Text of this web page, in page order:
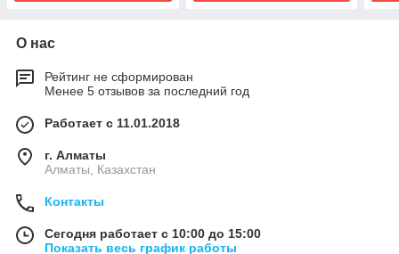
О нас
Рейтинг не сформирован
Менее 5 отзывов за последний год
Работает с 11.01.2018
г. Алматы
Алматы, Казахстан
Контакты
Сегодня работает с 10:00 до 15:00
Показать весь график работы